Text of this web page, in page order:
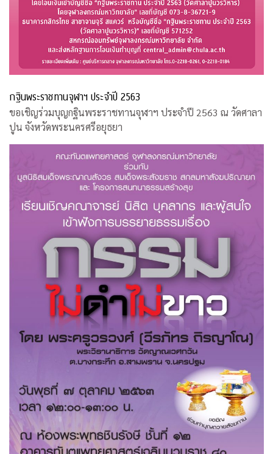
กฐินพระราชทานจุฬาฯ ประจำปี 2563
ขอเชิญร่วมบุญกฐินพระราชทานจุฬาฯ ประจำปี 2563 ณ วัดศาลา
ปูน จังหวัดพระนครศรีอยุธยา